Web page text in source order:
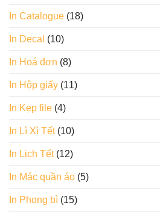
In Catalogue (18)
In Decal (10)
In Hoá đơn (8)
In Hộp giấy (11)
In Kẹp file (4)
In Lì Xì Tết(10)
In Lịch Tết(12)
In Mác quần áo (5)
In Phong bì (15)